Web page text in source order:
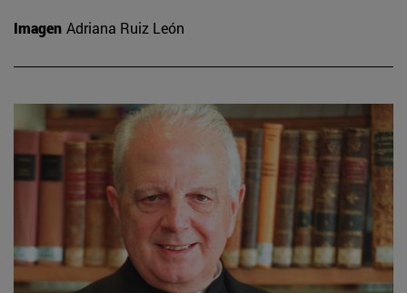
Imagen Adriana Ruiz León